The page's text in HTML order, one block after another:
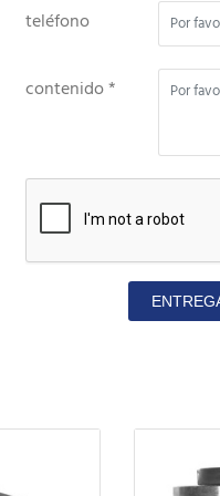
teléfono
contenido *